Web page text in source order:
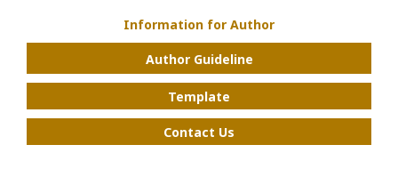
Information for Author
Author Guideline
Template
Contact Us